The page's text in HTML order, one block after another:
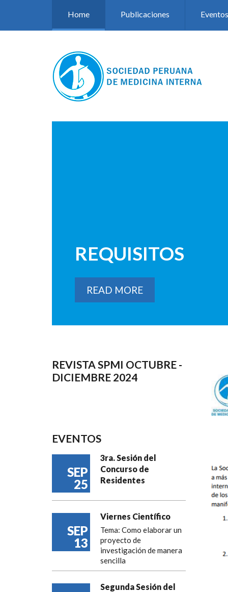
Home Publicaciones Eventos
REQUISITOS
READ MORE
REVISTA SPMI OCTUBRE -
DICIEMBRE 2024
EVENTOS
SEP
25
3ra. Sesión del
Concurso de
Residentes
SEP
13
Viernes Científico
Tema: Como elaborar un
proyecto de
investigación de manera
sencilla
Segunda Sesión del